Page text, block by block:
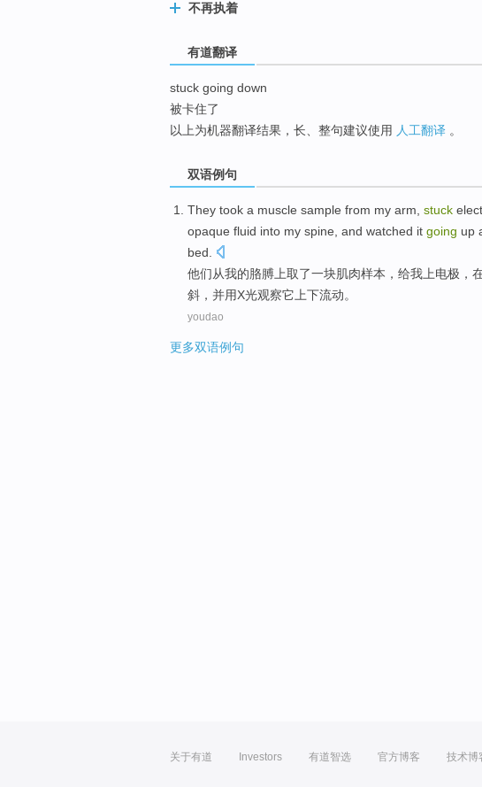
不再执着
有道翻译
stuck going down
被卡住了
以上为机器翻译结果，长、整句建议使用 人工翻译 。
双语例句
They took a muscle sample from my arm stuck
opaque fluid into my spine and watched it going up
bed
他们从我的胳膊上取了一块肌肉样本 ， 给我 上电极 ，
斜 ， 并用X光观察它 上下流动。
youdao
更多双语例句
关于有道 Investors 有道智选 官方博客 技术博